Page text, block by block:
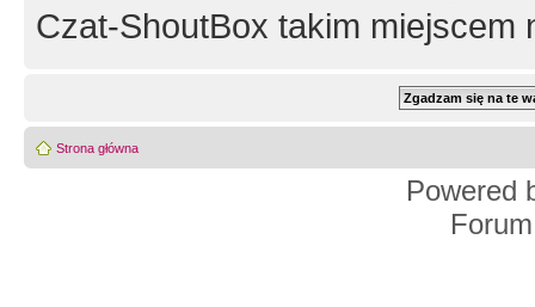
Czat-ShoutBox takim miejscem
Strona główna
Powered